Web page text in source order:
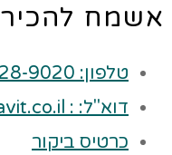
אשמח להכיר
טלפון: 050-628-9020
דוא"ל: : idit@iditaravit.co.il
כרטיס ביקור